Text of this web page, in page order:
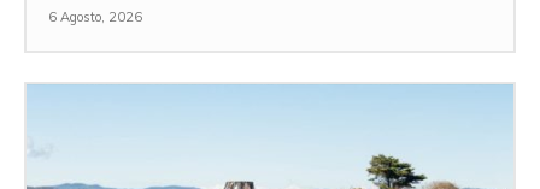
6 Agosto, 2026